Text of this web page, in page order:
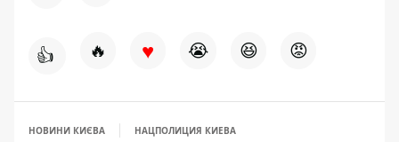
👍 🔥 ♥ 😭 😆 😡
НОВИНИ КИЄВА НАЦПОЛИЦИЯ КИЕВА